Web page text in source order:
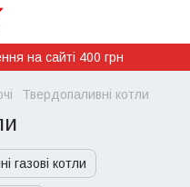
на сайті 400 грн
Твердопаливні котли
газові котли